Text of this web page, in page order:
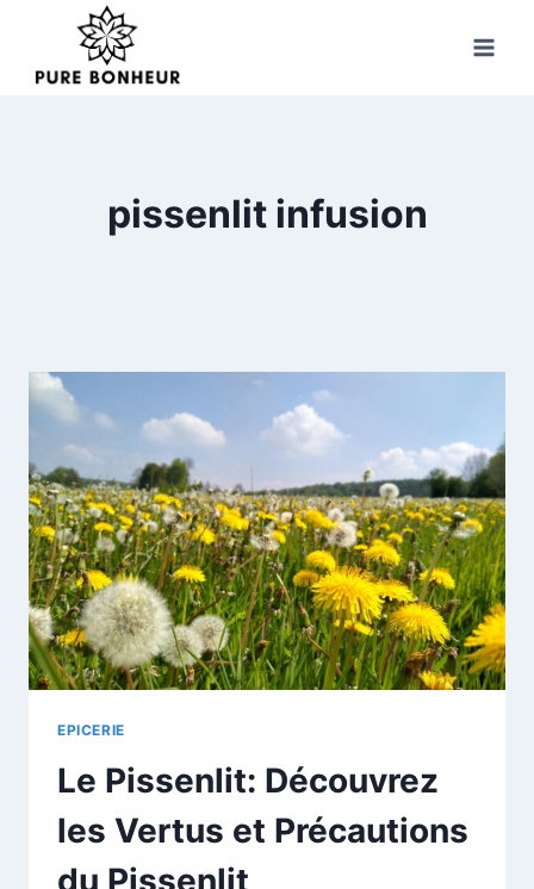
content
pissenlit infusion
EPICERIE
Le Pissenlit: Découvrez
les Vertus et Précautions
du Pissenlit